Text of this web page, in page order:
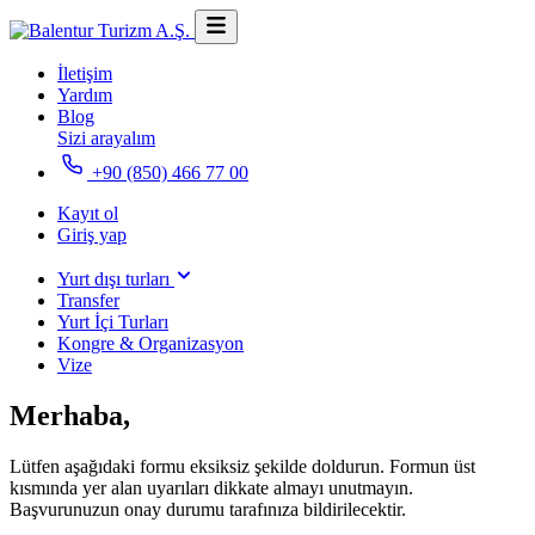
İletişim
Yardım
Blog
Sizi arayalım
+90 (850) 466 77 00
Kayıt ol
Giriş yap
Yurt dışı turları
Transfer
Yurt İçi Turları
Kongre & Organizasyon
Vize
Merhaba,
Lütfen aşağıdaki formu eksiksiz şekilde doldurun. Formun üst
kısmında yer alan uyarıları dikkate almayı unutmayın.
Başvurunuzun onay durumu tarafınıza bildirilecektir.